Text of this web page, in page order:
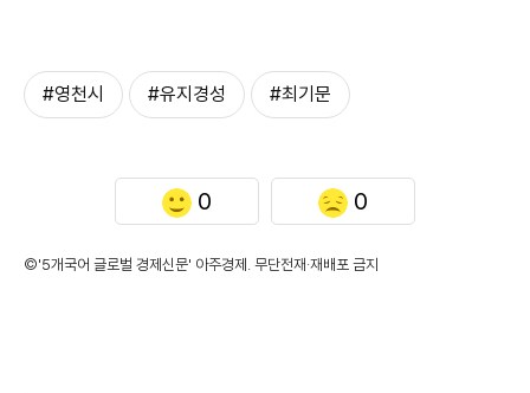
#영천시 #유지경성 #최기문
0 0
©'5개국어 글로벌 경제신문' 아주경제. 무단전재·재배포 금지